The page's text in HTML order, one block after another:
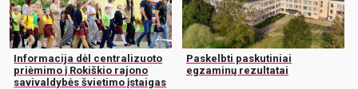
Informacija dėl centralizuoto
priėmimo į Rokiškio rajono
savivaldybės švietimo įstaigas
Paskelbti paskutiniai
egzaminų rezultatai